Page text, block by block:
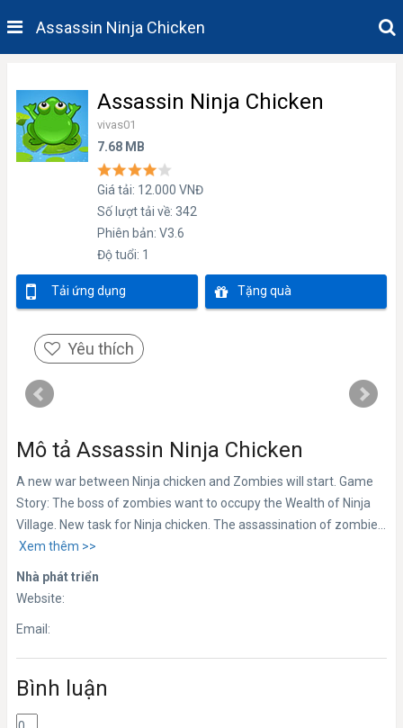
Assassin Ninja Chicken
Assassin Ninja Chicken
vivas01
7.68 MB
Giá tải: 12.000 VNĐ
Số lượt tải về: 342
Phiên bản: V3.6
Độ tuổi: 1
Tải ứng dụng Tặng quà
Yêu thích
Mô tả Assassin Ninja Chicken
A new war between Ninja chicken and Zombies will start. Game
Story: The boss of zombies want to occupy the Wealth of Ninja
Village. New task for Ninja chicken. The assassination of zombie...
Xem thêm >>
Nhà phát triển
Website:
Email:
Bình luận